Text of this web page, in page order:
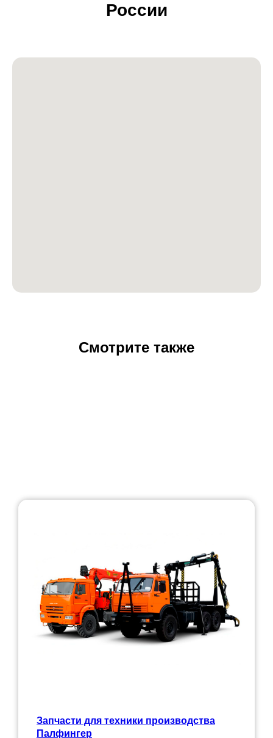
России
Смотрите также
Запчасти для техники производства
Палфингер